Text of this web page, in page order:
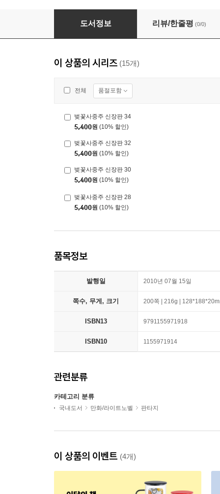
벚꽃사중주 신장판 8
도서정보 리뷰/한줄평 (0/0)
이 상품의 시리즈 (15개)
전체 품절포함
벚꽃사중주 신장판 34
5,400원 (10% 할인)
벚꽃사중주 신장판 32
5,400원 (10% 할인)
벚꽃사중주 신장판 30
5,400원 (10% 할인)
벚꽃사중주 신장판 28
5,400원 (10% 할인)
품목정보
발행일 2010년 07월 15일
쪽수, 무게, 크기 200쪽 | 216g |
ISBN13 9791155971918
ISBN10 1155971914
관련분류
카테고리 분류
국내도서 만화/라이트노벨 판타지
이 상품의 이벤트 (4개)